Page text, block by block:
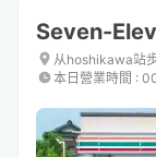
Seven-
从hoshikawa站
本日營業時間 :